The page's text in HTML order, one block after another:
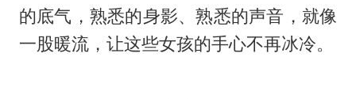
的底气，熟悉的身影、熟悉的声音，就像
一股暖流，让这些女孩的手心不再冰冷。